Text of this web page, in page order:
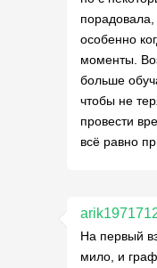
порадовала,
особенно
моменты.
больше
чтобы не
провести
всё равно
На первый
мило, и